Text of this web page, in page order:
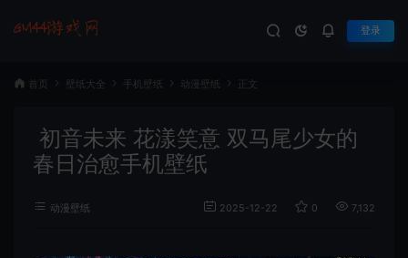
登录
首页 壁纸大全 手机壁纸 动漫壁纸 正文
初音未来 花漾笑意 双马尾少女的
春日治愈手机壁纸
动漫壁纸 2025-12-22 0 7,132